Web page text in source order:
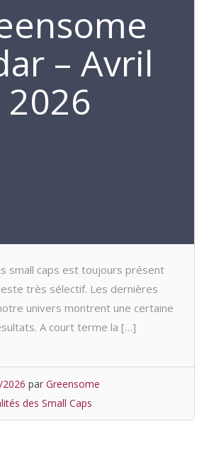
– Avril
2026
small caps est toujours présent
très sélectif. Les dernières
univers montrent une certaine
A court terme la […]
par Greensome
des Small Caps